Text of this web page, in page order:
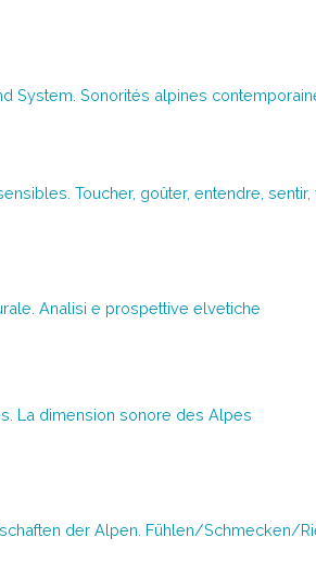
System. Sonorités alpines
Toucher, goûter, entendre,
Analisi e prospettive elvetiche
La dimension sonore des Alpes
der Alpen. Fühlen/Schmecken/